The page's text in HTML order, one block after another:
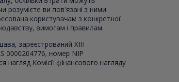
розумієте ви пов'язані з ними
користувачам з конкретної
вимогам і правилам.
зареєстрований XIII
0000204776, номер NIP
Комісії фінансового нагляду